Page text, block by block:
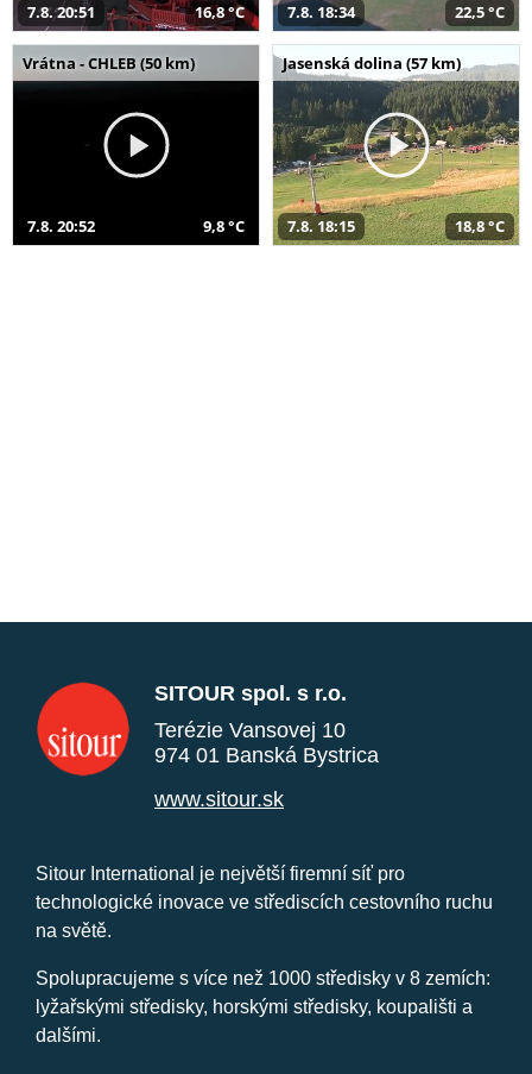
7.8. 20:51 16,8 °C 7.8. 18:34 22,5 °C
Vrátna - CHLEB (50 km)
7.8. 20:52 9,8 °C
Jasenská dolina (57 km)
7.8. 18:15 18,8 °C
SITOUR spol. s r.o.
Terézie Vansovej 10
974 01 Banská Bystrica
www.sitour.sk
Sitour International je největší firemní síť pro
technologické inovace ve střediscích cestovního ruchu
na světě.
Spolupracujeme s více než 1000 středisky v 8 zemích:
lyžařskými středisky, horskými středisky, koupališti a
dalšími.